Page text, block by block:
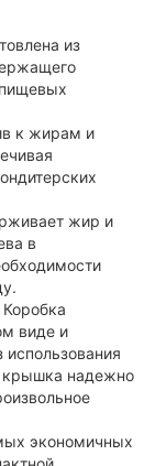
из
к жирам и
жир и
в
виде и
использования
крышка надежно
экономичных